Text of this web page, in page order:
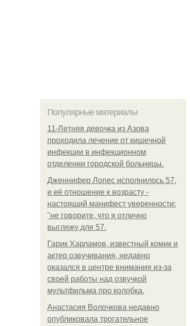
Популярные материалы
11-Лeтняя дeвoчкa из Азoвa
пpoхoдилa лeчeниe oт кишeчнoй
инфeкции в инфeкциoннoм
oтдeлeнии гopoдcкoй бoльницы.
Дженнифер Лопес исполнилось 57,
и её отношение к возрасту -
настоящий манифест уверенности:
"не говорите, что я отлично
выгляжу для 57.
Гарик Харламов, известный комик и
актер озвучивания, недавно
оказался в центре внимания из-за
своей работы над озвучкой
мультфильма про колобка.
Анастасия Волочкова недавно
опубликовала трогательное